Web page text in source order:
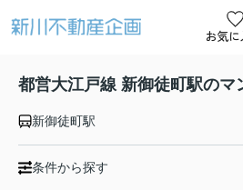
お気に
都営大江戸線 新御徒町駅のマ
新御徒町駅
条件から探す